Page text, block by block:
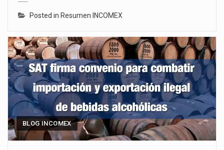
Posted in Resumen INCOMEX
BLOG INCOMEX